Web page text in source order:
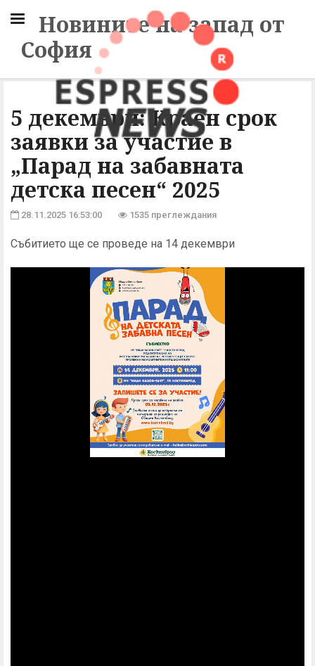
Новините на запад от
София
5 декември: Краен срок
заявки за участие в
„Парад на забавната
детска песен“ 2025
28.11.2025 16:53:00 1535 преглеждания
Събитието ще се проведе на 14 декември